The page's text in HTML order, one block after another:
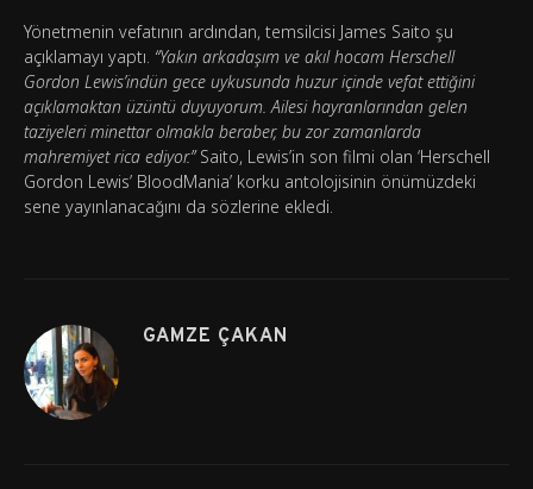
Yönetmenin vefatının ardından, temsilcisi James Saito şu
açıklamayı yaptı. “Yakın arkadaşım ve akıl hocam Herschell
Gordon Lewis’indün gece uykusunda huzur içinde vefat ettiğini
açıklamaktan üzüntü duyuyorum. Ailesi hayranlarından gelen
taziyeleri minettar olmakla beraber, bu zor zamanlarda
mahremiyet rica ediyor.”Saito, Lewis’in son filmi olan ‘Herschell
Gordon Lewis’ BloodMania’ korku antolojisinin önümüzdeki
sene yayınlanacağını da sözlerine ekledi.
GAMZE ÇAKAN